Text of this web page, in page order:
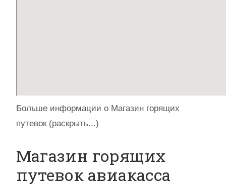
Больше информации о Магазин горящих
путевок (раскрыть...)
Магазин горящих
путевок авиакасса